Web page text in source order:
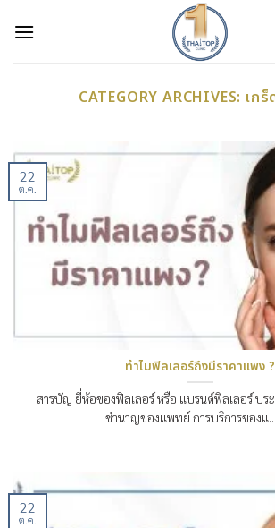
CATEGORY ARCHIVES: เกร็
ทำไมฟิลเลอร์ถึงมีราคาแพง ?
สารบัญ ยี่ห้อของฟิลเลอร์ หรือ แบรนด์ฟิลเลอร์ ปร
ชำนาญของแพทย์ การบริการของแ
22
ต.ค.
22
ต.ค.